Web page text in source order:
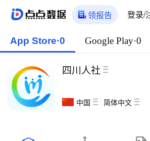
领报告 登录/
App Store·0 Google Play·0
四川人社
中国 简体中文